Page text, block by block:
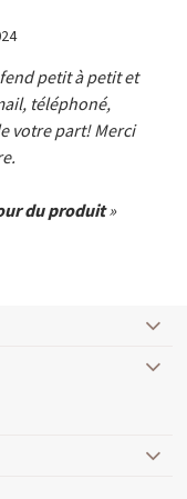
petit à petit et
téléphoné,
votre part! Merci
du produit